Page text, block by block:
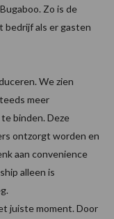
Zo is de
bedrijf als er gasten
We zien
meer
binden. Deze
ontzorgt worden en
aan convenience
alleen is
juiste moment. Door